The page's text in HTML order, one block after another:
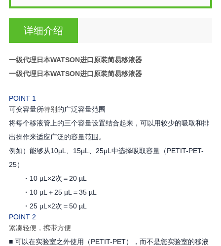
详细介绍
一级代理日本WATSON进口原装简易移液器
一级代理日本WATSON进口原装简易移液器
POINT 1
可变容量所特别的广泛容量范围
将每个移液管上的三个容量设置结合起来，可以用较少的吸取和排
出操作来适应广泛的容量范围。
例如）能够从10µL、15µL、25µL中选择吸取容量（PETIT-PET-
25）
・10 µL×2次＝20 µL
・10 µL＋25 µL＝35 µL
・25 µL×2次＝50 µL
POINT 2
紧凑轻便，携带方便
■ 可以在实验室之外使用（PETIT-PET），而不是您实验室的移液